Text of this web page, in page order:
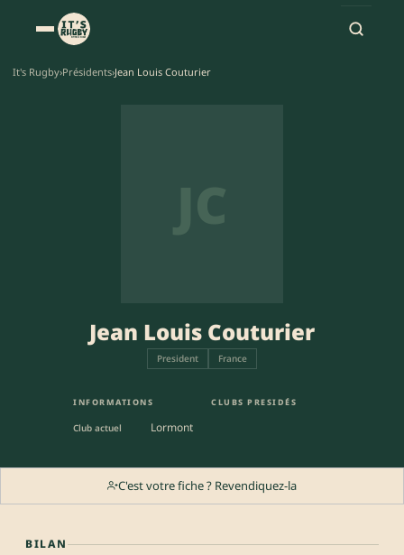
It's Rugby›Présidents›Jean Louis Couturier
JC
Jean Louis Couturier
President France
INFORMATIONS
Club actuel Lormont
CLUBS PRESIDÉS
C'est votre fiche ? Revendiquez-la
BILAN